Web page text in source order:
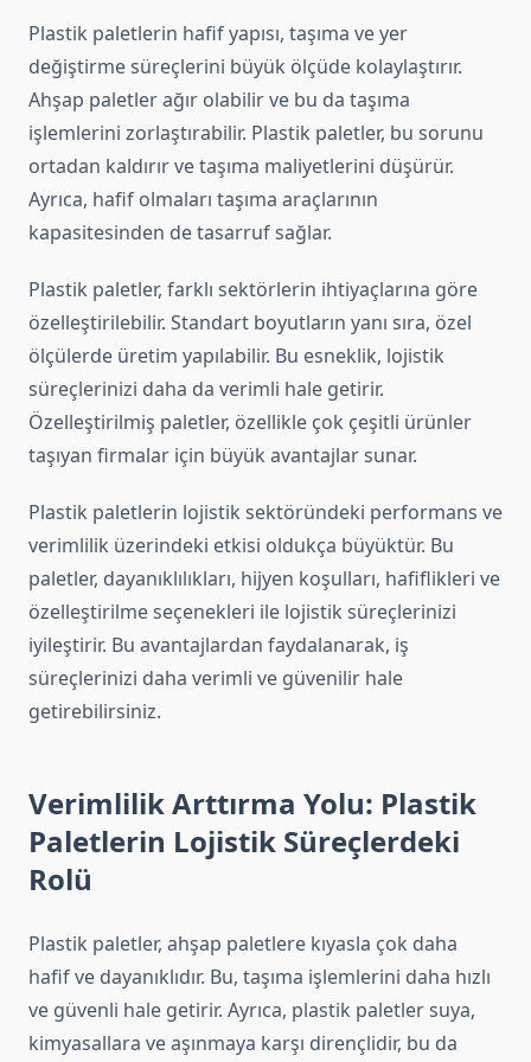
Plastik paletlerin hafif yapısı, taşıma ve yer
değiştirme süreçlerini büyük ölçüde kolaylaştırır.
Ahşap paletler ağır olabilir ve bu da taşıma
işlemlerini zorlaştırabilir. Plastik paletler, bu sorunu
ortadan kaldırır ve taşıma maliyetlerini düşürür.
Ayrıca, hafif olmaları taşıma araçlarının
kapasitesinden de tasarruf sağlar.
Plastik paletler, farklı sektörlerin ihtiyaçlarına göre
özelleştirilebilir. Standart boyutların yanı sıra, özel
ölçülerde üretim yapılabilir. Bu esneklik, lojistik
süreçlerinizi daha da verimli hale getirir.
Özelleştirilmiş paletler, özellikle çok çeşitli ürünler
taşıyan firmalar için büyük avantajlar sunar.
Plastik paletlerin lojistik sektöründeki performans ve
verimlilik üzerindeki etkisi oldukça büyüktür. Bu
paletler, dayanıklılıkları, hijyen koşulları, hafiflikleri ve
özelleştirilme seçenekleri ile lojistik süreçlerinizi
iyileştirir. Bu avantajlardan faydalanarak, iş
süreçlerinizi daha verimli ve güvenilir hale
getirebilirsiniz.
Verimlilik Arttırma Yolu: Plastik
Paletlerin Lojistik Süreçlerdeki
Rolü
Plastik paletler, ahşap paletlere kıyasla çok daha
hafif ve dayanıklıdır. Bu, taşıma işlemlerini daha hızlı
ve güvenli hale getirir. Ayrıca, plastik paletler suya,
kimyasallara ve aşınmaya karşı dirençlidir, bu da